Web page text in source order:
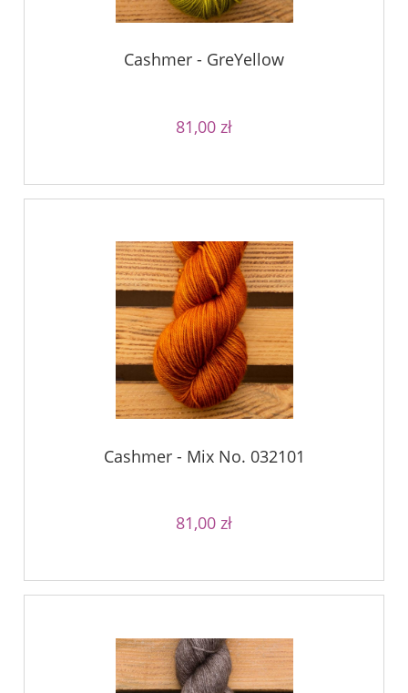
Cashmer - GreYellow
81,00 zł
Cashmer - Mix No. 032101
81,00 zł